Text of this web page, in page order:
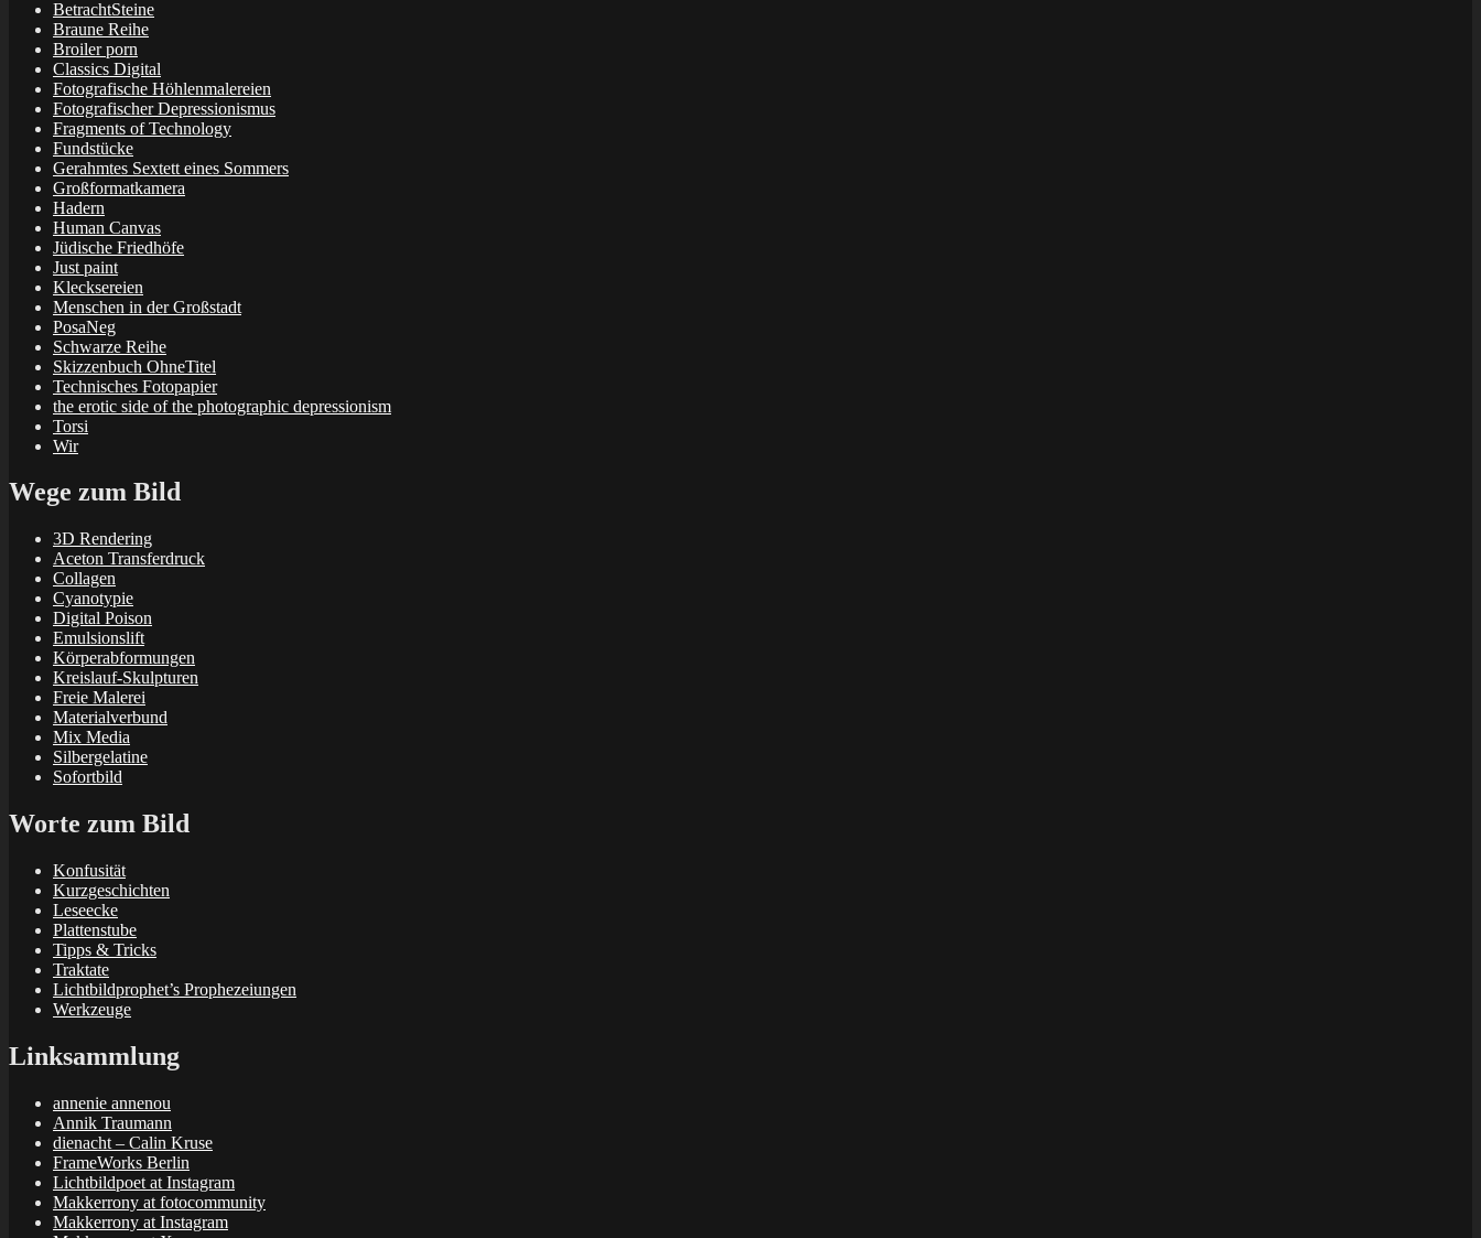
BetrachtSteine
Braune Reihe
Broiler porn
Classics Digital
Fotografische Höhlenmalereien
Fotografischer Depressionismus
Fragments of Technology
Fundstücke
Gerahmtes Sextett eines Sommers
Großformatkamera
Hadern
Human Canvas
Jüdische Friedhöfe
Just paint
Klecksereien
Menschen in der Großstadt
PosaNeg
Schwarze Reihe
Skizzenbuch OhneTitel
Technisches Fotopapier
the erotic side of the photographic depressionism
Torsi
Wir
Wege zum Bild
3D Rendering
Aceton Transferdruck
Collagen
Cyanotypie
Digital Poison
Emulsionslift
Körperabformungen
Kreislauf-Skulpturen
Freie Malerei
Materialverbund
Mix Media
Silbergelatine
Sofortbild
Worte zum Bild
Konfusität
Kurzgeschichten
Leseecke
Plattenstube
Tipps & Tricks
Traktate
Lichtbildprophet’s Prophezeiungen
Werkzeuge
Linksammlung
annenie annenou
Annik Traumann
dienacht – Calin Kruse
FrameWorks Berlin
Lichtbildpoet at Instagram
Makkerrony at fotocommunity
Makkerrony at Instagram